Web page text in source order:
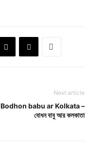
Next article
Bodhon babu ar Kolkata –
বোধন বাবু আর কলকাতা